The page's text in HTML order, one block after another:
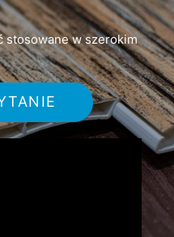
stosowane w szerokim